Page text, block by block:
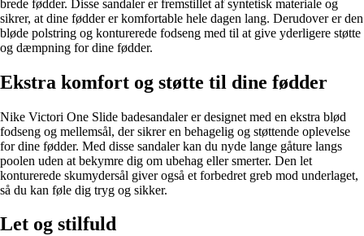
brede fødder. Disse sandaler er fremstillet af syntetisk materiale og
sikrer, at dine fødder er komfortable hele dagen lang. Derudover er den
bløde polstring og konturerede fodseng med til at give yderligere støtte
og dæmpning for dine fødder.
Ekstra komfort og støtte til dine fødder
Nike Victori One Slide badesandaler er designet med en ekstra blød
fodseng og mellemsål, der sikrer en behagelig og støttende oplevelse
for dine fødder. Med disse sandaler kan du nyde lange gåture langs
poolen uden at bekymre dig om ubehag eller smerter. Den let
konturerede skumydersål giver også et forbedret greb mod underlaget,
så du kan føle dig tryg og sikker.
Let og stilfuld